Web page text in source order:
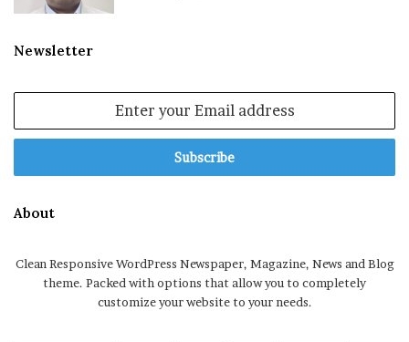
Newsletter
Email
About
Clean Responsive WordPress Newspaper, Magazine, News and Blog
theme. Packed with options that allow you to completely
customize your website to your needs.